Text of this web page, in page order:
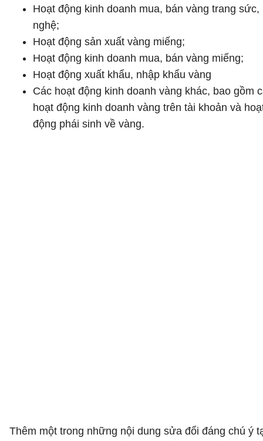
Hoạt động kinh doanh mua, bán vàng trang sức,
nghệ;
Hoạt động sản xuất vàng miếng;
Hoạt động kinh doanh mua, bán vàng miếng;
Hoạt động xuất khẩu, nhập khẩu vàng
Các hoạt động kinh doanh vàng khác, bao gồm
hoạt động kinh doanh vàng trên tài khoản và
động phái sinh về vàng.
Thêm một trong những nội dung sửa đổi đáng chú ý